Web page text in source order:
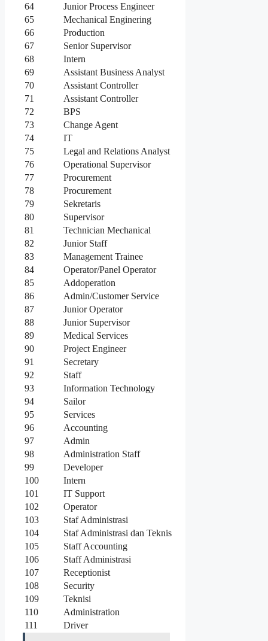
64
Junior Process Engineer
65
Mechanical Enginering
66
Production
67
Senior Supervisor
68
Intern
69
Assistant Business Analyst
70
Assistant Controller
71
Assistant Controller
72
BPS
73
Change Agent
74
IT
75
Legal and Relations Analyst
76
Operational Supervisor
77
Procurement
78
Procurement
79
Sekretaris
80
Supervisor
81
Technician Mechanical
82
Junior Staff
83
Management Trainee
84
Operator/Panel Operator
85
Addoperation
86
Admin/Customer Service
87
Junior Operator
88
Junior Supervisor
89
Medical Services
90
Project Engineer
91
Secretary
92
Staff
93
Information Technology
94
Sailor
95
Services
96
Accounting
97
Admin
98
Administration Staff
99
Developer
100
Intern
101
IT Support
102
Operator
103
Staf Administrasi
104
Staf Administrasi dan Teknis
105
Staff Accounting
106
Staff Administrasi
107
Receptionist
108
Security
109
Teknisi
110
Administration
111
Driver